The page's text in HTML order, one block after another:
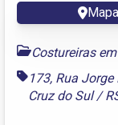
Mapa
Costureiras
173, Rua Jorge
Cruz do Sul /